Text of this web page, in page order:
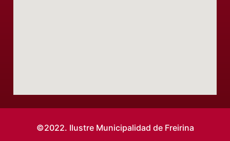
©2022. Ilustre Municipalidad de Freirina